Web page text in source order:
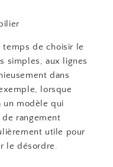
temps de choisir le
simples, aux lignes
dans
lorsque
un modèle qui
rangement
utile pour
le désordre.